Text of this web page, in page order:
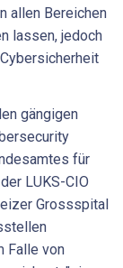
allen Bereichen
lassen, jedoch
gängigen
für
LUKS-CIO
Grossspital
Falle von